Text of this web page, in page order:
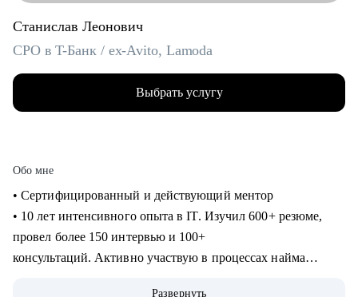
Станислав Леонович
CPO в T-Банк / ex-Avito, Lamoda
Выбрать услугу
Обо мне
• Сертифицированный и действующий ментор
• 10 лет интенсивного опыта в IT. Изучил 600+ резюме,
провел более 150 интервью и 100+
консультаций. Активно участвую в процессах найма
Развернуть